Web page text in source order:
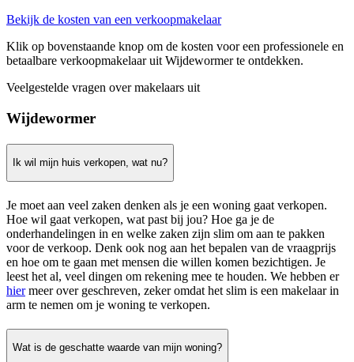
Bekijk de kosten van een verkoopmakelaar
Klik op bovenstaande knop om de kosten voor een professionele en
betaalbare verkoopmakelaar uit Wijdewormer te ontdekken.
Veelgestelde vragen over makelaars uit
Wijdewormer
Ik wil mijn huis verkopen, wat nu?
Je moet aan veel zaken denken als je een woning gaat verkopen.
Hoe wil gaat verkopen, wat past bij jou? Hoe ga je de
onderhandelingen in en welke zaken zijn slim om aan te pakken
voor de verkoop. Denk ook nog aan het bepalen van de vraagprijs
en hoe om te gaan met mensen die willen komen bezichtigen. Je
leest het al, veel dingen om rekening mee te houden. We hebben er
hiermeer over geschreven, zeker omdat het slim is een makelaar in
arm te nemen om je woning te verkopen.
Wat is de geschatte waarde van mijn woning?